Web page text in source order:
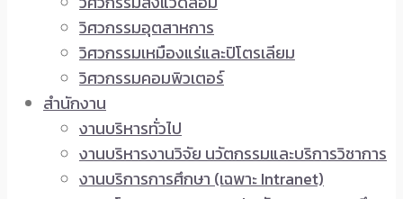
วิศวกรรมอุตสาหการ
วิศวกรรมเหมืองแร่และปิโตรเลียม
วิศวกรรมคอมพิวเตอร์
สำนักงาน
งานบริหารทั่วไป
งานบริหารงานวิจัย นวัตกรรมและบริการวิชาการ
งานบริการการศึกษา (เฉพาะ Intranet)